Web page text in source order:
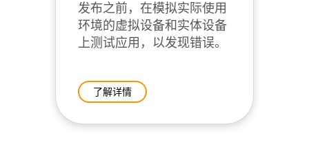
发布之前，在模拟实际使用
环境的虚拟设备和实体设备
上测试应用，以发现错误。
了解详情